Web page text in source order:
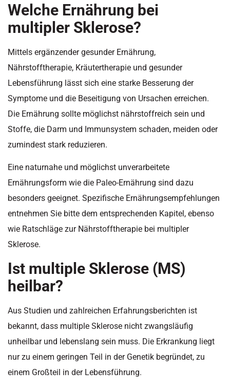
Welche Ernährung bei
multipler Sklerose?
Mittels ergänzender gesunder Ernährung,
Nährstofftherapie, Kräutertherapie und gesunder
Lebensführung lässt sich eine starke Besserung der
Symptome und die Beseitigung von Ursachen erreichen.
Die Ernährung sollte möglichst nährstoffreich sein und
Stoffe, die Darm und Immunsystem schaden, meiden oder
zumindest stark reduzieren.
Eine naturnahe und möglichst unverarbeitete
Ernährungsform wie die Paleo-Ernährung sind dazu
besonders geeignet. Spezifische Ernährungsempfehlungen
entnehmen Sie bitte dem entsprechenden Kapitel, ebenso
wie Ratschläge zur Nährstofftherapie bei multipler
Sklerose.
Ist multiple Sklerose (MS)
heilbar?
Aus Studien und zahlreichen Erfahrungsberichten ist
bekannt, dass multiple Sklerose nicht zwangsläufig
unheilbar und lebenslang sein muss. Die Erkrankung liegt
nur zu einem geringen Teil in der Genetik begründet, zu
einem Großteil in der Lebensführung.